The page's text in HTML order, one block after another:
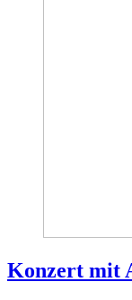
Konzert mit